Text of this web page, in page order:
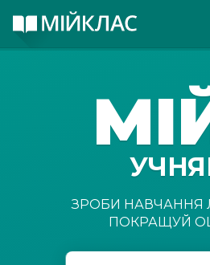
ЗРОБИ НАВЧАННЯ
ПОКРАЩУЙ